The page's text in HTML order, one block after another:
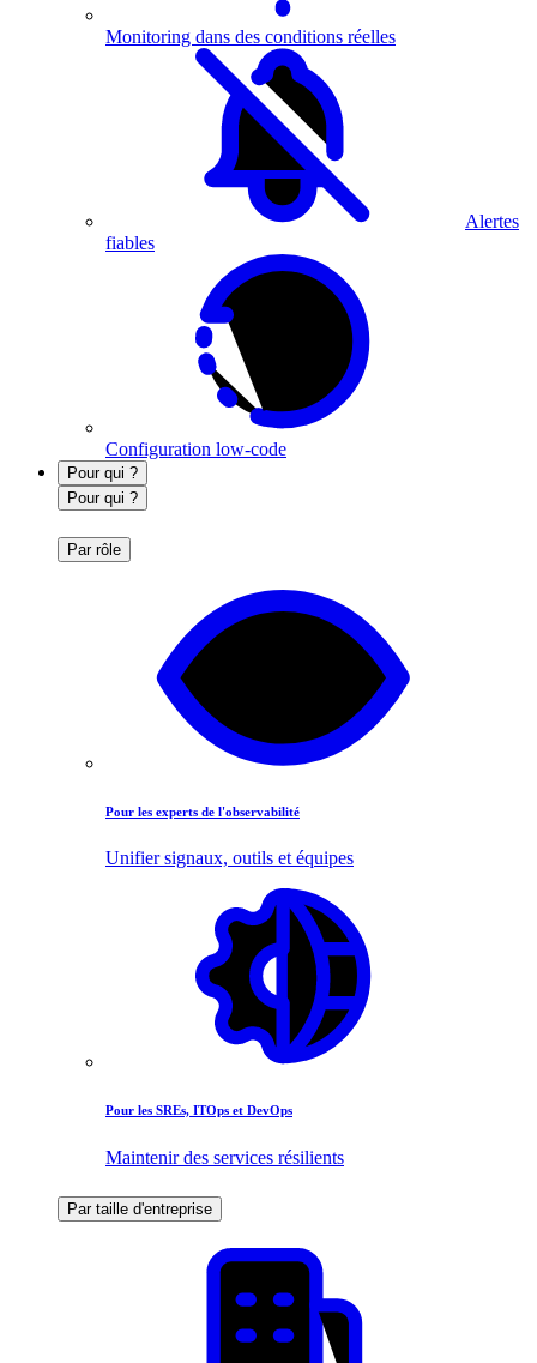
Monitoring dans des conditions réelles
Alertes
fiables
Configuration low-code
Pour qui ?
Pour qui ?
Par rôle
Pour les experts de l'observabilité
Unifier signaux, outils et équipes
Pour les SREs, ITOps et DevOps
Maintenir des services résilients
Par taille d'entreprise